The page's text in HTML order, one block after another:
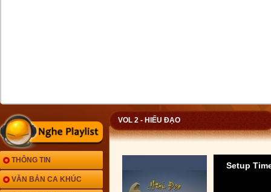
THÔNG TIN
VĂN BẢN CA KHÚC
VOL 2 - HIẾU ĐẠO
Setup